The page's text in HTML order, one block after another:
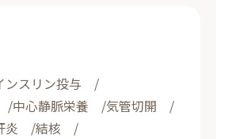
ンスリン投与
中心静脈栄養
気管切開
炎
結核